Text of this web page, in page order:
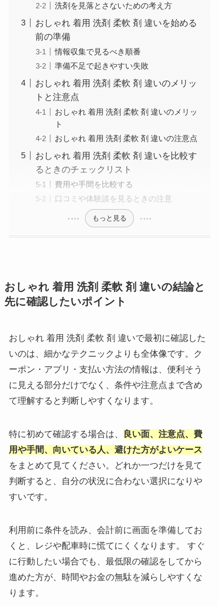
洗剤を見落とさないための考え方
おしゃれ 着用 洗剤 柔軟 剤 違いを始める
前の準備
情報収集で見るべき順番
準備不足で起きやすい失敗
おしゃれ 着用 洗剤 柔軟 剤 違いのメリッ
トと注意点
おしゃれ 着用 洗剤 柔軟 剤 違いのメリッ
ト
おしゃれ 着用 洗剤 柔軟 剤 違いの注意点
おしゃれ 着用 洗剤 柔軟 剤 違いを比較す
るときのチェックリスト
費用や手間を比較する
口コミや体験談を見るときの注意
もっと見る
おしゃれ 着用 洗剤 柔軟 剤 違いの結論と
先に確認したいポイント
おしゃれ 着用 洗剤 柔軟 剤 違いで最初に確認した
いのは、細かなテクニックよりも全体像です。ク
ーポン・アプリ・支払い方法の情報は、便利そう
に見える部分だけでなく、条件や注意点まで含め
て理解すると判断しやすくなります。
特に初めて確認する場合は、
良い面、注意点、費
用や手間、向いている人、避けた方がよいケース
をまとめて見てください。どれか一つだけを見て
判断すると、自分の状況に合わない選択になりや
すいです。
利用前に条件を読み、会計前に画面を準備してお
くと、レジや配車時に慌てにくくなります。 すぐ
に行動したい場合でも、最低限の確認をしてから
進めた方が、時間やお金の無駄を減らしやすくな
ります。